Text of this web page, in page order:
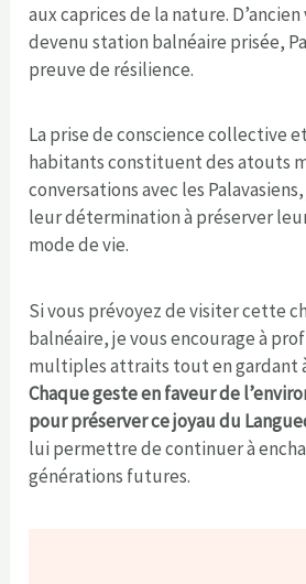
aux caprices de la nature.
devenu station balnéaire prisée,
preuve de résilience.
La prise de conscience collective
habitants constituent des atouts
conversations avec les
leur détermination à préserver
mode de vie.
Si vous prévoyez de visiter cette
balnéaire, je vous encourage à
multiples attraits tout en gardant
Chaque geste en faveur de
pour préserver ce joyau du
lui permettre de continuer à
générations futures.